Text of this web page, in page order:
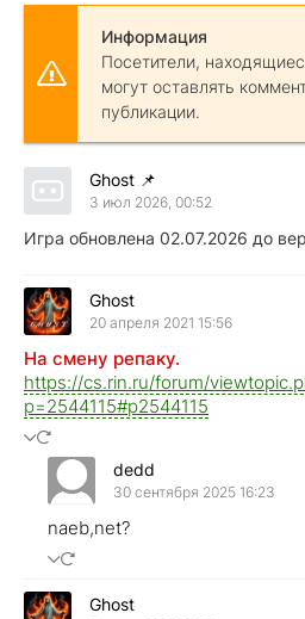
Информация
Посетители,
могут оставлять
публикации.
Ghost 📌
3 июл 2026, 00:52
Игра обновлена 02.07.2026 до
Ghost
20 апреля 2021 15:56
На смену репаку.
https://cs.rin.ru/forum/
p=2544115#p2544115
dedd
30 сентября 2025 16:23
naeb,net?
Ghost